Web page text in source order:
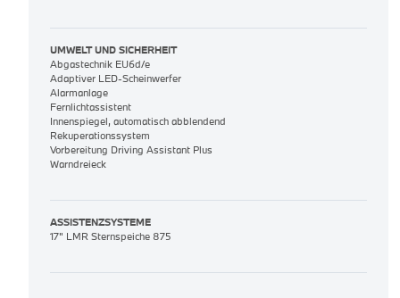
UMWELT UND SICHERHEIT
Abgastechnik EU6d/e
Adaptiver LED-Scheinwerfer
Alarmanlage
Fernlichtassistent
Innenspiegel, automatisch abblendend
Rekuperationssystem
Vorbereitung Driving Assistant Plus
Warndreieck
ASSISTENZSYSTEME
17" LMR Sternspeiche 875